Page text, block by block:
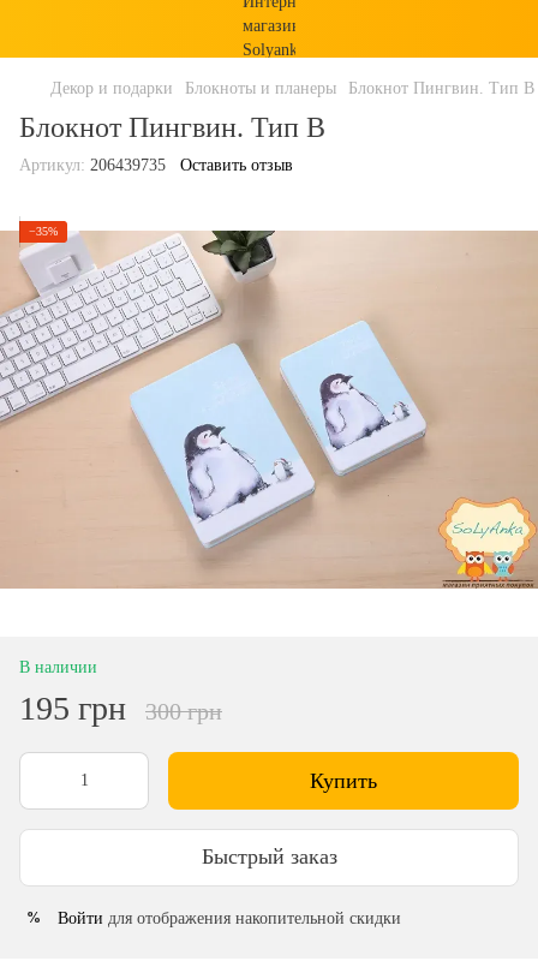
Декор и подарки Блокноты и планеры Блокнот Пингвин. Тип B
Блокнот Пингвин. Тип B
Артикул: 206439735 Оставить отзыв
−35%
В наличии
195 грн 300 грн
Купить
Быстрый заказ
% Войти для отображения накопительной скидки